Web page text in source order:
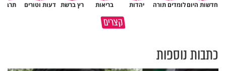
חדשות היוםלומדים תורה יהדות בריאות רץ ברשת דעות וטורים
קצרים
באיזה ארץ לומדים יותר גמרא
כתבות נוספות